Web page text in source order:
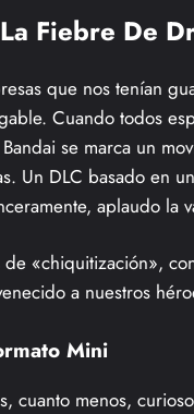
Fiebre De
que nos tenían
Cuando todos
se marca un
Un DLC basado en
aplaudo la
«chiquitización»,
a nuestros
Mini
cuanto menos,